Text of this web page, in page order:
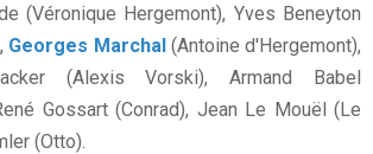
(Véronique Hergemont), Yves Beneyton
Georges Marchal(Antoine d'Hergemont),
(Alexis Vorski), Armand Babel
Gossart (Conrad), Jean Le Mouël (Le
(Otto).